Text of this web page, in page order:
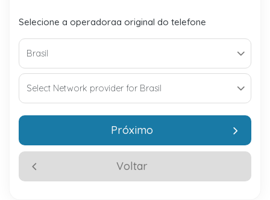
Selecione a operadoraa original do telefone
Voltar
Próximo